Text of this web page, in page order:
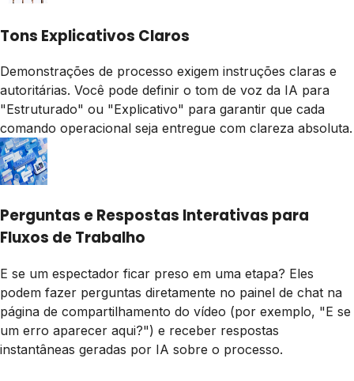
Tons Explicativos Claros
Demonstrações de processo exigem instruções claras e
autoritárias. Você pode definir o tom de voz da IA para
"Estruturado" ou "Explicativo" para garantir que cada
comando operacional seja entregue com clareza absoluta.
Perguntas e Respostas Interativas para
Fluxos de Trabalho
E se um espectador ficar preso em uma etapa? Eles
podem fazer perguntas diretamente no painel de chat na
página de compartilhamento do vídeo (por exemplo, "E se
um erro aparecer aqui?") e receber respostas
instantâneas geradas por IA sobre o processo.